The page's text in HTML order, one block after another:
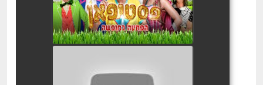
watch video
בהופ!